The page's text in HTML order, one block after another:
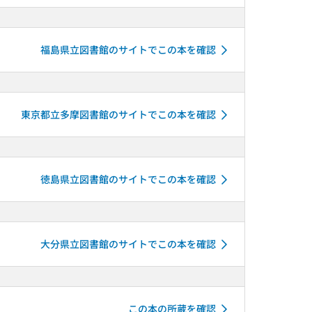
福島県立図書館のサイトでこの本を確認
東京都立多摩図書館のサイトでこの本を確認
徳島県立図書館のサイトでこの本を確認
大分県立図書館のサイトでこの本を確認
この本の所蔵を確認